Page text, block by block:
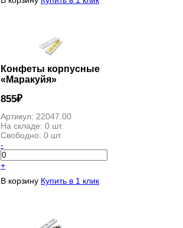
Конфеты корпусные
«Маракуйя»
855₽
Артикул: 22047.00
На складе: 0 шт.
Свободно: 0 шт.
-
+
В корзину Купить в 1 клик